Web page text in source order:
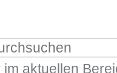
im aktuellen